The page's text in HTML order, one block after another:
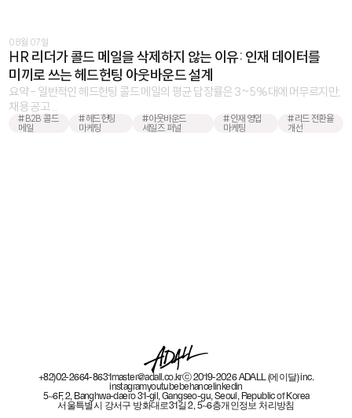
08월 07일
HR 리더가 콜드 메일을 삭제하지 않는 이유: 인재 데이터를
미끼로 쓰는 헤드헌팅 아웃바운드 설계
요약 - 일반적인 헤드헌팅 콜드 메일의 평균 답장률은 3~5%대에 머무르지만,
채용 공고 ...
#B2B 콜드
메일
#헤드헌팅
마케팅
#아웃바운드
세일즈 퍼널
#인재 영입
마케팅
#리드 전환율
개선
+82)02-2664-8631master@adall.co.krⓒ 2019-2026 ADALL (에이달) inc.
instagramyoutubebehancelinkedin
5~6F, 2, Banghwa-daero 31-gil, Gangseo-gu, Seoul, Republic of Korea
서울특별시 강서구 방화대로31길 2, 5~6층개인정보 처리방침